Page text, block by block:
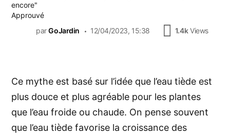
encore"
Approuvé
par GoJardin 12/04/2023, 15:38 1.4k Views
Ce mythe est basé sur l’idée que l’eau tiède est
plus douce et plus agréable pour les plantes
que l’eau froide ou chaude. On pense souvent
que l’eau tiède favorise la croissance des